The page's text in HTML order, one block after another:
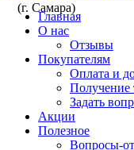
(г. Самара)
Главная
О нас
Отзывы
Покупателям
Оплата и
Получение
Задать
Акции
Полезное
Вопросы-